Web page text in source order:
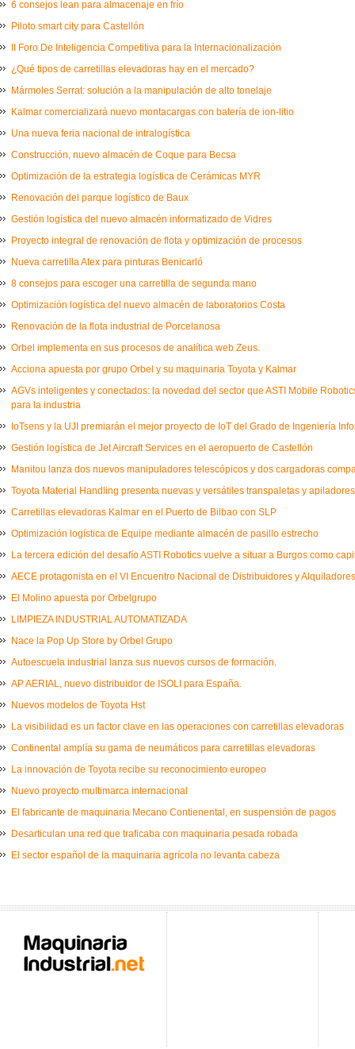
6 consejos lean para almacenaje en frío
Piloto smart city para Castellón
II Foro De Inteligencia Competitiva para la Internacionalización
¿Qué tipos de carretillas elevadoras hay en el mercado?
Mármoles Serrat: solución a la manipulación de alto tonelaje
Kalmar comercializará nuevo montacargas con batería de ion-litio
Una nueva feria nacional de intralogística
Construcción, nuevo almacén de Coque para Becsa
Optimización de la estrategia logística de Cerámicas MYR
Renovación del parque logístico de Baux
Gestión logística del nuevo almacén informatizado de Vidres
Proyecto integral de renovación de flota y optimización de procesos
Nueva carretilla Atex para pinturas Benicarló
8 consejos para escoger una carretilla de segunda mano
Optimización logística del nuevo almacén de laboratorios Costa
Renovación de la flota industrial de Porcelanosa
Orbel implementa en sus procesos de analítica web Zeus.
Acciona apuesta por grupo Orbel y su maquinaria Toyota y Kalmar
AGVs inteligentes y conectados: la novedad del sector que ASTI Mobile
para la industria
IoTsens y la UJI premiarán el mejor proyecto de IoT del Grado de Ingeniería
Gestión logística de Jet Aircraft Services en el aeropuerto de Castellón
Manitou lanza dos nuevos manipuladores telescópicos y dos cargadoras
Toyota Material Handling presenta nuevas y versátiles transpaletas y
Carretillas elevadoras Kalmar en el Puerto de Bilbao con SLP
Optimización logística de Equipe mediante almacén de pasillo estrecho
La tercera edición del desafío ASTI Robotics vuelve a situar a Burgos como
AECE protagonista en el VI Encuentro Nacional de Distribuidores y
El Molino apuesta por Orbelgrupo
LIMPIEZA INDUSTRIAL AUTOMATIZADA
Nace la Pop Up Store by Orbel Grupo
Autoescuela industrial lanza sus nuevos cursos de formación.
AP AERIAL, nuevo distribuidor de ISOLI para España.
Nuevos modelos de Toyota Hst
La visibilidad es un factor clave en las operaciones con carretillas elevadoras
Continental amplía su gama de neumáticos para carretillas elevadoras
La innovación de Toyota recibe su reconocimiento europeo
Nuevo proyecto multimarca internacional
El fabricante de maquinaria Mecano Contienental, en suspensión de pagos
Desarticulan una red que traficaba con maquinaria pesada robada
El sector español de la maquinaria agrícola no levanta cabeza